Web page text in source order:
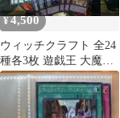
¥4,500
ウィッチクラフト 全24
種各3枚 遊戯王 大魔女
サンドリヨン 魔女の聖
夜行 ⑧